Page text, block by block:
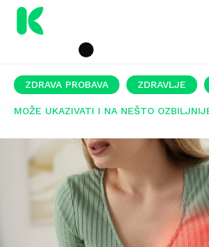
ZDRAVA PROBAVA ZDRAVLJE
MOŽE UKAZIVATI I NA NEŠTO